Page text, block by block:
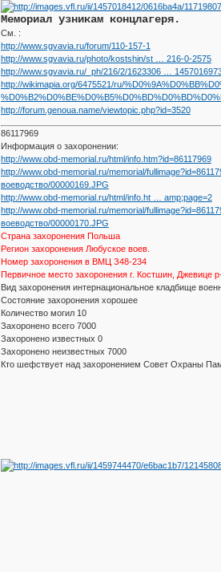
Мемориал узникам концлагеря.
См. :
http://www.sgvavia.ru/forum/110-157-1
http://www.sgvavia.ru/photo/kostshin/st … 216-0-2575
http://www.sgvavia.ru/_ph/216/2/1623306 …
http://wikimapia.org/6475521/ru/
http://forum.genoua.name/viewtopic.php?id=3520
86117969
Информация о захоронении:
http://www.obd-memorial.ru/html/info.htm?id=86117969
http://www.obd-memorial.ru/memorial/
воеводство/00000169.JPG
http://www.obd-memorial.ru/html/info.ht … amp;page=2
http://www.obd-memorial.ru/memorial/
воеводство/00000170.JPG
Страна захоронения Польша
Регион захоронения Любуское воев.
Номер захоронения в ВМЦ З48-234
Первичное место захоронения г. Костшин, Джевице
Вид захоронения интернациональное кладбище
Состояние захоронения хорошее
Количество могил 10
Захоронено всего 7000
Захоронено известных 0
Захоронено неизвестных 7000
Кто шефствует над захоронением Совет Охраны